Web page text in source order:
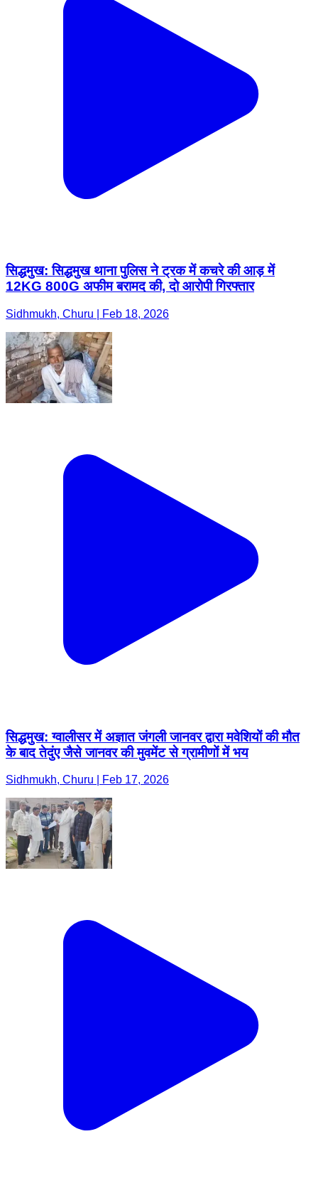
सिद्धमुख: सिद्धमुख थाना पुलिस ने ट्रक में कचरे की आड़ में
12KG 800G अफीम बरामद की, दो आरोपी गिरफ्तार
Sidhmukh, Churu | Feb 18, 2026
सिद्धमुख: ग्वालीसर में अज्ञात जंगली जानवर द्वारा मवेशियों की मौत
के बाद तेदुंए जैसे जानवर की मुवमेंट से ग्रामीणों में भय
Sidhmukh, Churu | Feb 17, 2026